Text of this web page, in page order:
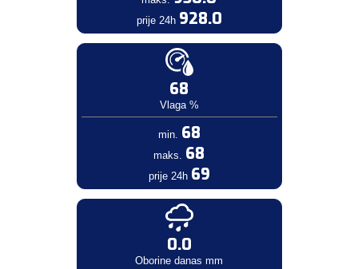
prije 24h 928.0
68
Vlaga %
min. 68
maks. 68
prije 24h 69
0.0
Oborine danas mm